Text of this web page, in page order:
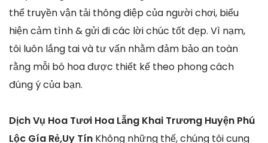
thể truyền vận tải thông điệp của người chơi, biểu
hiện cảm tình & gửi đi các lời chúc tốt đẹp. Vì nạm,
tôi luôn lắng tai và tư vấn nhằm đảm bảo an toàn
rằng mỗi bó hoa được thiết kế theo phong cách
đúng ý của bạn.
Dịch Vụ Hoa Tươi Hoa Lẵng Khai Trương Huyện Phú
Lộc Gía Rẻ,Uy Tín Không những thế, chúng tôi cung